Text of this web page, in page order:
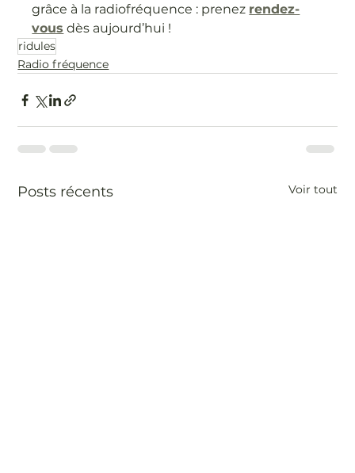
grâce à la radiofréquence : prenez rendez-
vous dès aujourd’hui !
ridules
Radio fréquence
Posts récents Voir tout